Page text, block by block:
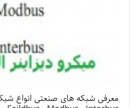
معرفی شبکه های صنعتی انواع